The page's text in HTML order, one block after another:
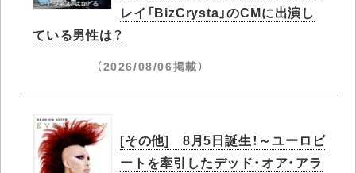
レイ「BizCrysta」のCMに出演し
ている男性は？
（2026/08/06掲載）
[その他] 8月5日誕生！～ユーロビ
ートを牽引したデッド・オア・アラ